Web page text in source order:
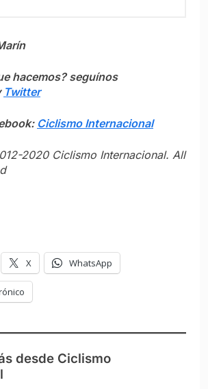
hacemos? seguínos
Twitter
Ciclismo Internacional
2020 Ciclismo Internacional. All
X WhatsApp
desde Ciclismo